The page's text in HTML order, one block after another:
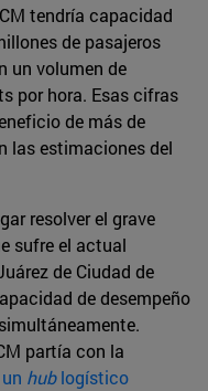
tendría capacidad
de pasajeros
un volumen de
por hora. Esas cifras
de más de
las estimaciones del
resolver el grave
sufre el actual
de Ciudad de
de desempeño
partía con la
hublogístico